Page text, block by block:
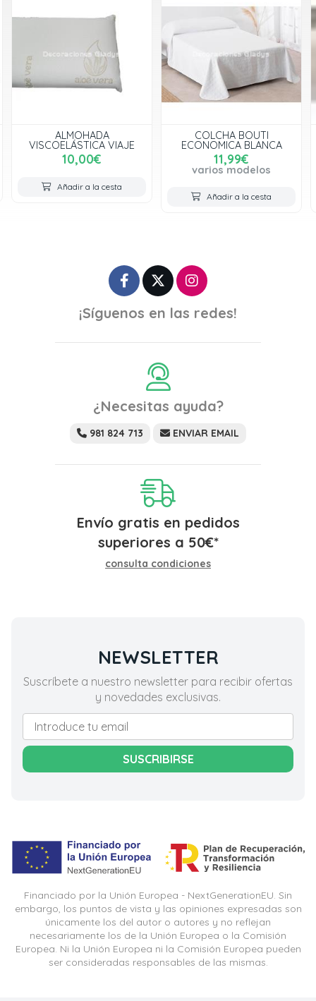
ALMOHADA
VISCOELÁSTICA VIAJE
10,00€
Añadir a la cesta
COLCHA BOUTI
ECONOMICA BLANCA
11,99€
varios modelos
Añadir a la cesta
¡Síguenos en las redes!
¿Necesitas ayuda?
981 824 713 ENVIAR EMAIL
Envío gratis en pedidos
superiores a 50€*
consulta condiciones
NEWSLETTER
Suscríbete a nuestro newsletter para recibir ofertas
y novedades exclusivas.
SUSCRIBIRSE
Financiado por la Unión Europea - NextGenerationEU. Sin
embargo, los puntos de vista y las opiniones expresadas son
únicamente los del autor o autores y no reflejan
necesariamente los de la Unión Europea o la Comisión
Europea. Ni la Unión Europea ni la Comisión Europea pueden
ser consideradas responsables de las mismas.